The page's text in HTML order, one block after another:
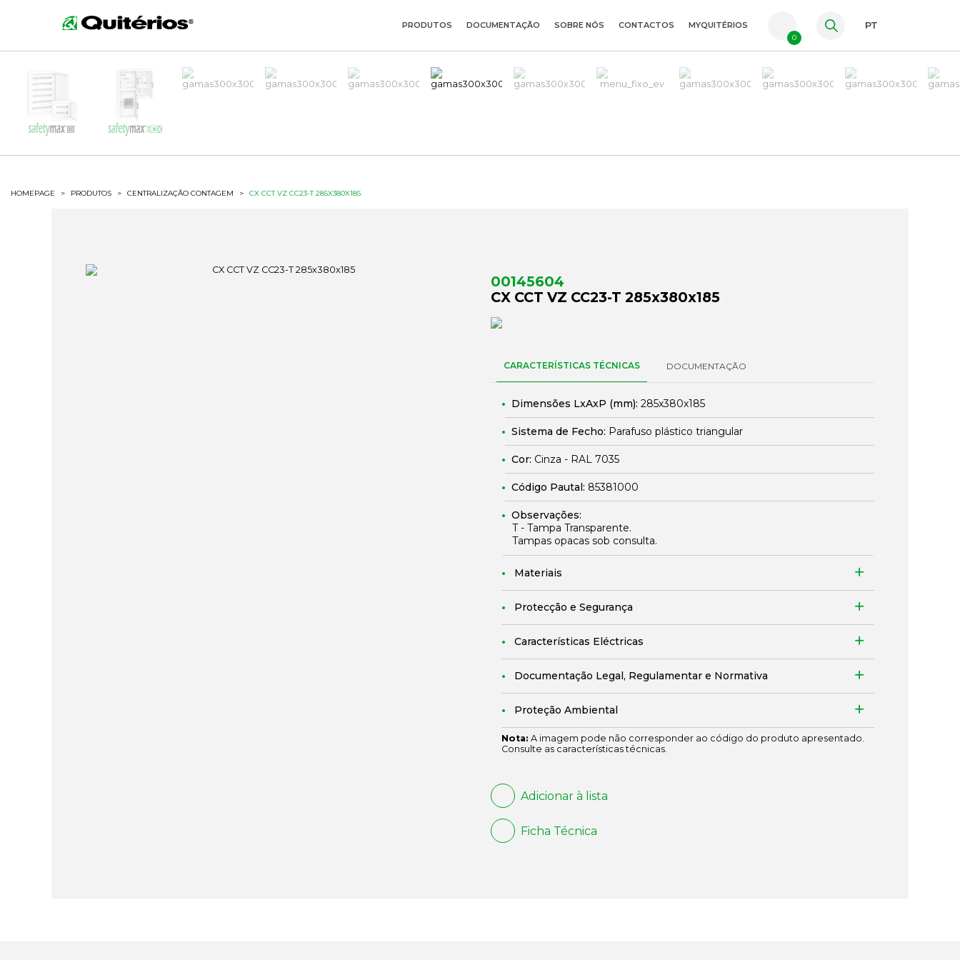
ES
PRODUTOS DOCUMENTAÇÃO SOBRE NÓS CONTACTOS MYQUITÉRIOS
0
PT
HOMEPAGE > PRODUTOS > CENTRALIZAÇÃO CONTAGEM > CX CCT VZ CC23-T 285X380X185
00145604
CX CCT VZ CC23-T 285x380x185
CARACTERÍSTICAS TÉCNICAS DOCUMENTAÇÃO
Dimensões LxAxP (mm): 285x380x185
Sistema de Fecho: Parafuso plástico triangular
Cor: Cinza - RAL 7035
Código Pautal: 85381000
Observações:
T - Tampa Transparente.
Tampas opacas sob consulta.
Materiais
Protecção e Segurança
Características Eléctricas
Documentação Legal, Regulamentar e Normativa
Proteção Ambiental
Nota: A imagem pode não corresponder ao código do produto apresentado.
Consulte as características técnicas.
Adicionar à lista
Ficha Técnica